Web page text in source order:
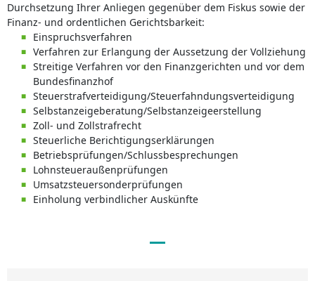
Durchsetzung Ihrer Anliegen gegenüber dem Fiskus sowie der
Finanz- und ordentlichen Gerichtsbarkeit:
Einspruchsverfahren
Verfahren zur Erlangung der Aussetzung der Vollziehung
Streitige Verfahren vor den Finanzgerichten und vor dem
Bundesfinanzhof
Steuerstrafverteidigung/Steuerfahndungsverteidigung
Selbstanzeigeberatung/Selbstanzeigeerstellung
Zoll- und Zollstrafrecht
Steuerliche Berichtigungserklärungen
Betriebsprüfungen/Schlussbesprechungen
Lohnsteueraußenprüfungen
Umsatzsteuersonderprüfungen
Einholung verbindlicher Auskünfte